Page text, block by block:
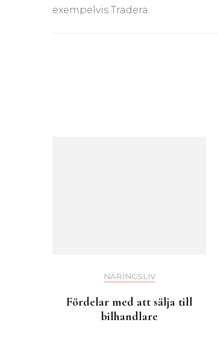
exempelvis Tradera.
NÄRINGSLIV
Fördelar med att sälja till
bilhandlare